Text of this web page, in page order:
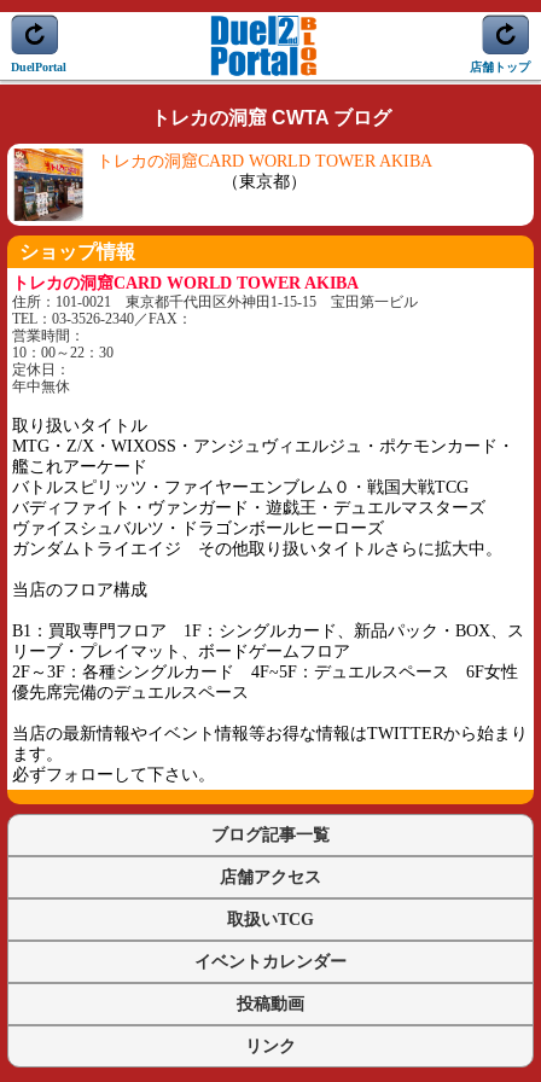
DuelPortal 店舗トップ
トレカの洞窟 CWTA ブログ
トレカの洞窟CARD WORLD TOWER AKIBA
（東京都）
ショップ情報
トレカの洞窟CARD WORLD TOWER AKIBA
住所：101-0021 東京都千代田区外神田1-15-15 宝田第一ビル
TEL：03-3526-2340／FAX：
営業時間：
10：00～22：30
定休日：
年中無休
取り扱いタイトル
MTG・Z/X・WIXOSS・アンジュヴィエルジュ・ポケモンカード・
艦これアーケード
バトルスピリッツ・ファイヤーエンブレム０・戦国大戦TCG
バディファイト・ヴァンガード・遊戯王・デュエルマスターズ
ヴァイスシュバルツ・ドラゴンボールヒーローズ
ガンダムトライエイジ その他取り扱いタイトルさらに拡大中。
当店のフロア構成
B1：買取専門フロア 1F：シングルカード、新品パック・BOX、ス
リーブ・プレイマット、ボードゲームフロア
2F～3F：各種シングルカード 4F~5F：デュエルスペース 6F女性
優先席完備のデュエルスペース
当店の最新情報やイベント情報等お得な情報はTWITTERから始まり
ます。
必ずフォローして下さい。
ブログ記事一覧
店舗アクセス
取扱いTCG
イベントカレンダー
投稿動画
リンク